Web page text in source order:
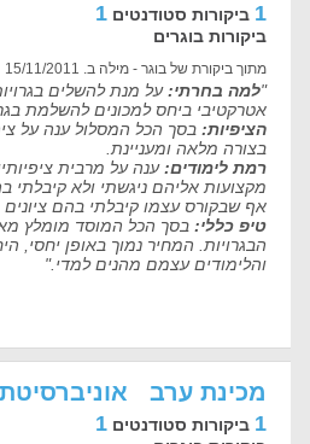
1 ביקורות סטודנטים 1
ביקורות בוגרים
מתוך ביקורת של בוגר - מילה ב. 15/11/2011
"למה בחרתי: על מנת להשלים
אטרקטיבי ביחס למכונים להשלמת
הציפיות: בסך הכל המסלול ענה על
בצורה מלאה ומעניינת.
רמת לימודים: ענה על מרבית
מקצועות אליהם ניגשתי ולא קיבלתי
אף שבקורס עצמו קיבלתי בהם ציונים
טיפ כללי: בסך הכל המוסד מומלץ
הבגרויות. המחיר נמוך באופן יחסי,
והלימודים עצמם מהנים למדי."
מכינת ערב
1 ביקורות סטודנטים 1